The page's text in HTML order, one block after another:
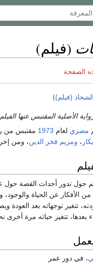
(فيلم)
الصفحة
الشحاذ (فيلم))
الأصلية المقتبس عنها
مصري لعام 1973 مقتبس من
، ومريم فخر الدين، ومن
حول تدور أحداث القصة حول
من الأفكار عن الحياة
تتغير توجهاته بعد
بعدها، تتغير حياته مرة أخرى
، في دور عمر